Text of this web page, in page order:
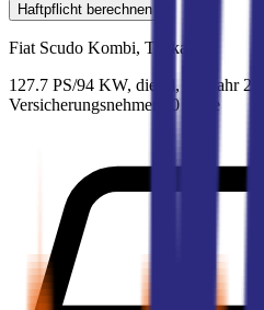
Haftpflicht berechnen
FiatScudo Kombi, Teilkasko
127.7 PS/94 KW, diesel, Baujahr
Versicherungsnehmer 30 Jahre